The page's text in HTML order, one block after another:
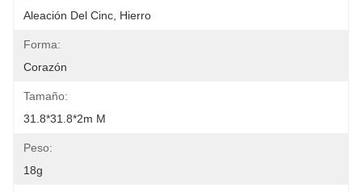
Aleación Del Cinc, Hierro
Forma:
Corazón
Tamaño:
31.8*31.8*2m M
Peso:
18g